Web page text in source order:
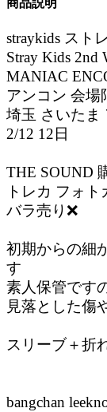
straykids スト
Stray Kids 2nd
MANIAC
アンコン 会場
埼玉 さいたま
2/12 12日
THE SOUND
トレカ フォ
バラ売り❌
初期からの細
す
素人保管です
見落とした傷
スリーブ＋折
bangchan